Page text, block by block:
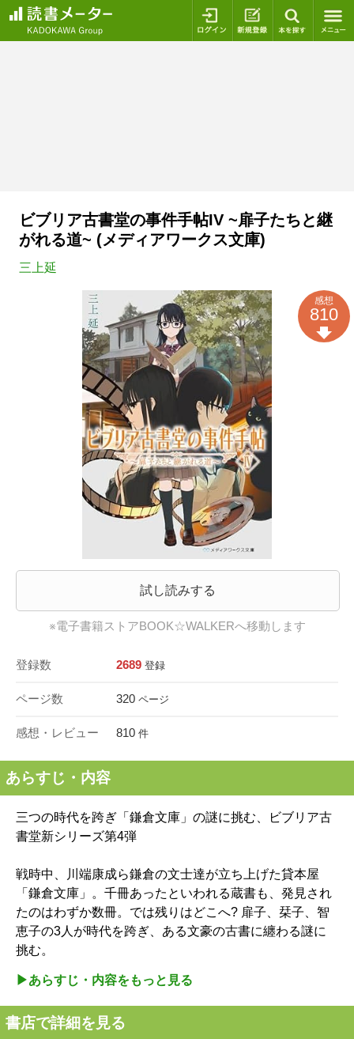
ログイン 新規登録
ビブリア古書堂の事件手帖IV ~扉子たちと継
がれる道~ (メディアワークス文庫)
三上延
試し読みする
※電子書籍ストアBOOK☆WALKERへ移動します
登録数 2689 登録
ページ数 320 ページ
感想・レビュー 810 件
感想
810
あらすじ・内容
三つの時代を跨ぎ「鎌倉文庫」の謎に挑む、ビブリア古
書堂新シリーズ第4弾
戦時中、川端康成ら鎌倉の文士達が立ち上げた貸本屋
「鎌倉文庫」。千冊あったといわれる蔵書も、発見され
たのはわずか数冊。では残りはどこへ? 扉子、栞子、智
恵子の3人が時代を跨ぎ、ある文豪の古書に纏わる謎に
挑む。
▶︎あらすじ・内容をもっと見る
書店で詳細を見る